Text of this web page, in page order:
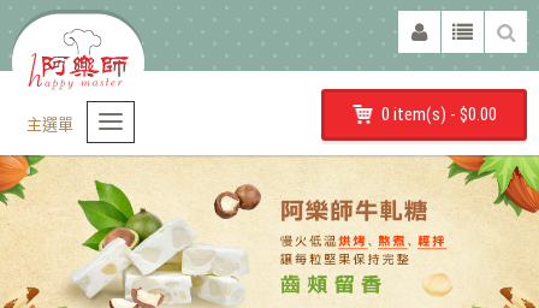
主選單 0 item(s) - $0.00